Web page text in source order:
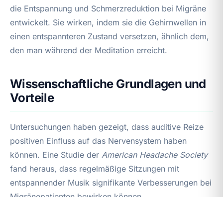
die Entspannung und Schmerzreduktion bei Migräne
entwickelt. Sie wirken, indem sie die Gehirnwellen in
einen entspannteren Zustand versetzen, ähnlich dem,
den man während der Meditation erreicht.
Wissenschaftliche Grundlagen und
Vorteile
Untersuchungen haben gezeigt, dass auditive Reize
positiven Einfluss auf das Nervensystem haben
können. Eine Studie der American Headache Society
fand heraus, dass regelmäßige Sitzungen mit
entspannender Musik signifikante Verbesserungen bei